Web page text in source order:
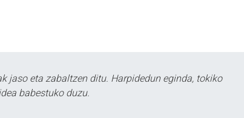
jaso eta zabaltzen ditu. Harpidedun eginda, tokiko
babestuko duzu.